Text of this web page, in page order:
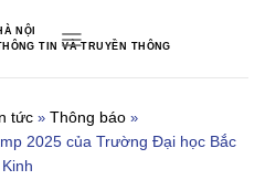
NỘI
TIN VÀ TRUYỀN THÔNG
tức» Thông báo»
2025 của Trường Đại học Bắc
Kinh